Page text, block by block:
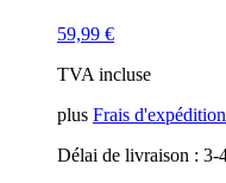
59,99 €
TVA incluse
plus Frais d'expédition
Délai de livraison : 3-